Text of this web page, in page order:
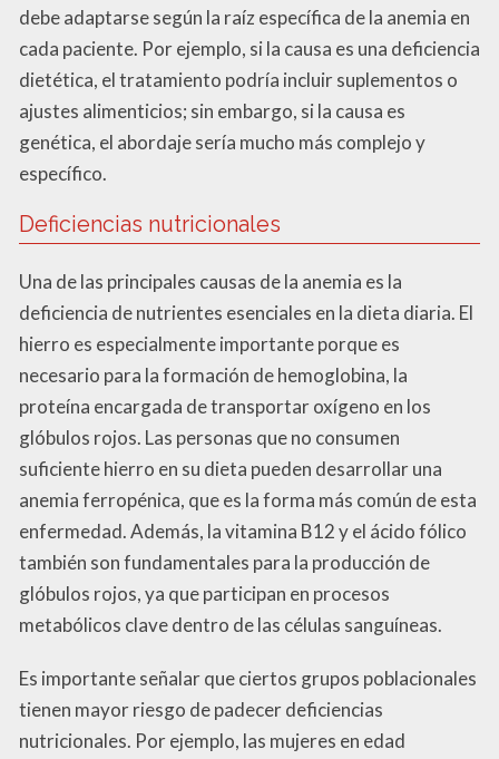
debe adaptarse según la raíz específica de la anemia en
cada paciente. Por ejemplo, si la causa es una deficiencia
dietética, el tratamiento podría incluir suplementos o
ajustes alimenticios; sin embargo, si la causa es
genética, el abordaje sería mucho más complejo y
específico.
Deficiencias nutricionales
Una de las principales causas de la anemia es la
deficiencia de nutrientes esenciales en la dieta diaria. El
hierro es especialmente importante porque es
necesario para la formación de hemoglobina, la
proteína encargada de transportar oxígeno en los
glóbulos rojos. Las personas que no consumen
suficiente hierro en su dieta pueden desarrollar una
anemia ferropénica, que es la forma más común de esta
enfermedad. Además, la vitamina B12 y el ácido fólico
también son fundamentales para la producción de
glóbulos rojos, ya que participan en procesos
metabólicos clave dentro de las células sanguíneas.
Es importante señalar que ciertos grupos poblacionales
tienen mayor riesgo de padecer deficiencias
nutricionales. Por ejemplo, las mujeres en edad